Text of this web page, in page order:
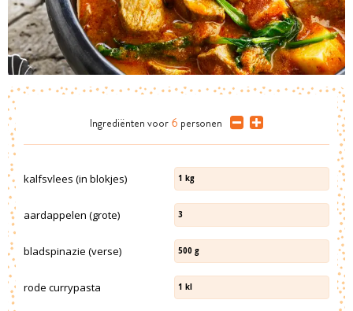
Ingrediënten voor 6 personen
kalfsvlees (in blokjes) 1 kg
aardappelen (grote) 3
bladspinazie (verse) 500 g
rode currypasta 1 kl